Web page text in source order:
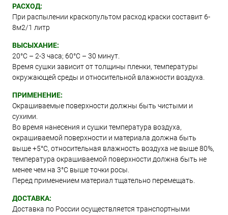
РАСХОД:
При распылении краскопультом расход краски составит 6-
8м2/1 литр
ВЫСЫХАНИЕ:
20°С – 2-3 часа; 60°С – 30 минут.
Время сушки зависит от толщины пленки, температуры
окружающей среды и относительной влажности воздуха.
ПРИМЕНЕНИЕ:
Окрашиваемые поверхности должны быть чистыми и
сухими.
Во время нанесения и сушки температура воздуха,
окрашиваемой поверхности и материала должна быть
выше +5°C, относительная влажность воздуха не выше 80%,
температура окрашиваемой поверхности должна быть не
менее чем на 3°C выше точки росы.
Перед применением материал тщательно перемещать.
ДОСТАВКА:
Доставка по России осуществляется транспортными